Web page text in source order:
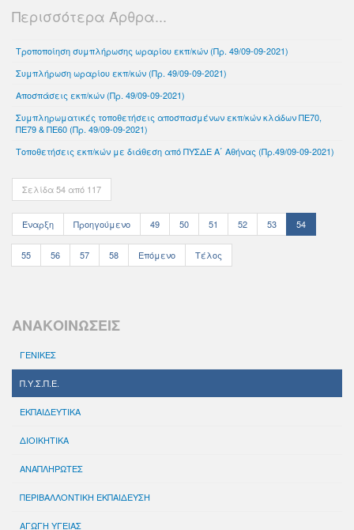
Περισσότερα Άρθρα...
Τροποποίηση συμπλήρωσης ωραρίου εκπ/κών (Πρ. 49/09-09-2021)
Συμπλήρωση ωραρίου εκπ/κών (Πρ. 49/09-09-2021)
Αποσπάσεις εκπ/κών (Πρ. 49/09-09-2021)
Συμπληρωματικές τοποθετήσεις αποσπασμένων εκπ/κών κλάδων ΠΕ70,
ΠΕ79 & ΠΕ60 (Πρ. 49/09-09-2021)
Τοποθετήσεις εκπ/κών με διάθεση από ΠΥΣΔΕ Α΄ Αθήνας (Πρ.49/09-09-2021)
Σελίδα 54 από 117
Έναρξη Προηγούμενο 49 50 51 52 53 54
55 56 57 58 Επόμενο Τέλος
ΑΝΑΚΟΙΝΩΣΕΙΣ
ΓΕΝΙΚΕΣ
Π.Υ.Σ.Π.Ε.
ΕΚΠΑΙΔΕΥΤΙΚΑ
ΔΙΟΙΚΗΤΙΚΑ
ΑΝΑΠΛΗΡΩΤΕΣ
ΠΕΡΙΒΑΛΛΟΝΤΙΚΗ ΕΚΠΑΙΔΕΥΣΗ
ΑΓΩΓΗ ΥΓΕΙΑΣ